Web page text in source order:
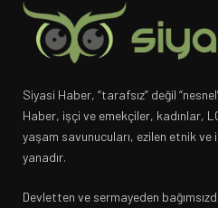
Siyasi Haber, “tarafsız” değil
Haber, işçi ve emekçiler, kadınlar,
yaşam savunucuları, ezilen etnik
yanadır.
Devletten ve sermayeden